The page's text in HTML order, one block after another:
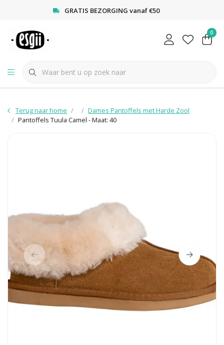
GRATIS BEZORGING vanaf €50
0
Terug naar home
Dames Pantoffels met Harde Zool
Pantoffels Tuula Camel - Maat: 40